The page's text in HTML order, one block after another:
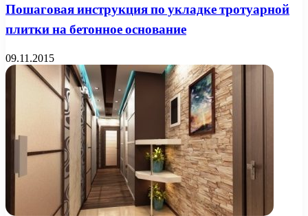
Пошаговая инструкция по укладке тротуарной
плитки на бетонное основание
09.11.2015